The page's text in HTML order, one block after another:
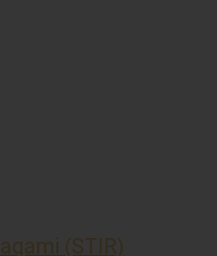
(STIR)